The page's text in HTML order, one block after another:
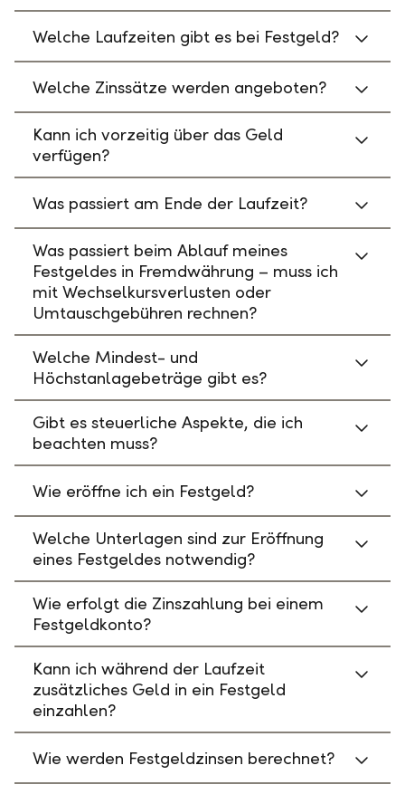
Welche Laufzeiten gibt es bei Festgeld?
Welche Zinssätze werden angeboten?
Kann ich vorzeitig über das Geld
verfügen?
Was passiert am Ende der Laufzeit?
Was passiert beim Ablauf meines
Festgeldes in Fremdwährung – muss ich
mit Wechselkursverlusten oder
Umtauschgebühren rechnen?
Welche Mindest- und
Höchstanlagebeträge gibt es?
Gibt es steuerliche Aspekte, die ich
beachten muss?
Wie eröffne ich ein Festgeld?
Welche Unterlagen sind zur Eröffnung
eines Festgeldes notwendig?
Wie erfolgt die Zinszahlung bei einem
Festgeldkonto?
Kann ich während der Laufzeit
zusätzliches Geld in ein Festgeld
einzahlen?
Wie werden Festgeldzinsen berechnet?